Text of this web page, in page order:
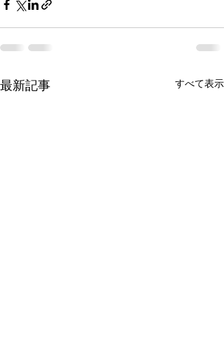
最新記事 すべて表示